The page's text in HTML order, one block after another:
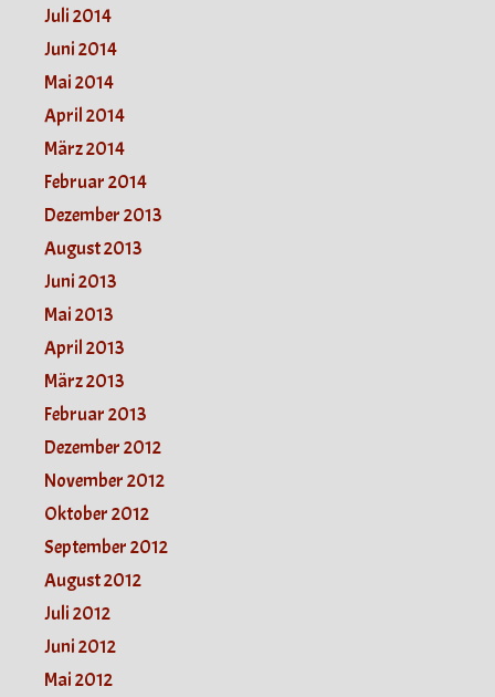
Juli 2014
Juni 2014
Mai 2014
April 2014
März 2014
Februar 2014
Dezember 2013
August 2013
Juni 2013
Mai 2013
April 2013
März 2013
Februar 2013
Dezember 2012
November 2012
Oktober 2012
September 2012
August 2012
Juli 2012
Juni 2012
Mai 2012